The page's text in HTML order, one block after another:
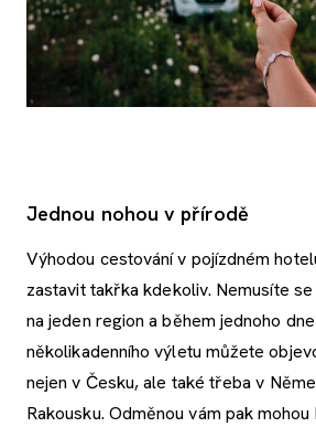
Jednou nohou v přírodě
Výhodou cestování v pojízdném
zastavit takřka kdekoliv. Nemusíte
na jeden region a během jednoho
několikadenního výletu můžete
nejen v Česku, ale také třeba v
Rakousku. Odměnou vám pak